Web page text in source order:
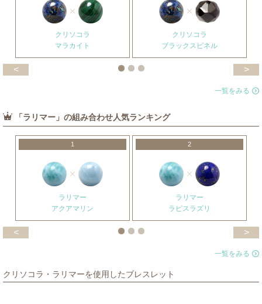
クリソコラ
マラカイト
クリソコラ
ブラックスピネル
< >
一覧をみる
「ラリマー」の組み合わせ人気ランキング
1
ラリマー
アクアマリン
2
ラリマー
ラピスラズリ
< >
一覧をみる
クリソコラ・ラリマーを使用したブレスレット